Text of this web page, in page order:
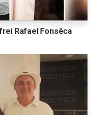
Rafael Fonsêca